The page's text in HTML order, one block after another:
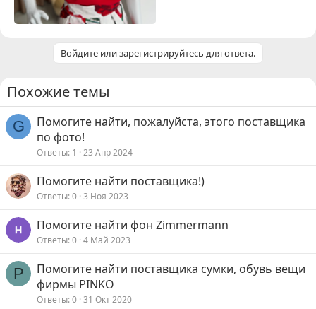
Войдите или зарегистрируйтесь для ответа.
Похожие темы
G
Помогите найти, пожалуйста, этого поставщика
по фото!
Ответы 1 23 Апр 2024
Помогите найти поставщика!)
Ответы 0 3 Ноя 2023
Помогите найти фон Zimmermann
Ответы 0 4 Май 2023
P
Помогите найти поставщика сумки, обувь вещи
фирмы PINKO
Ответы 0 31 Окт 2020